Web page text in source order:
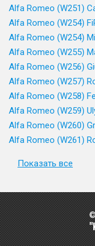
Alfa Romeo (W251)
Alfa Romeo (W254)
Alfa Romeo (W254)
Alfa Romeo (W255)
Alfa Romeo (W256)
Alfa Romeo (W257)
Alfa Romeo (W258)
Alfa Romeo (W259)
Alfa Romeo (W260)
Alfa Romeo (W261)
Показать все